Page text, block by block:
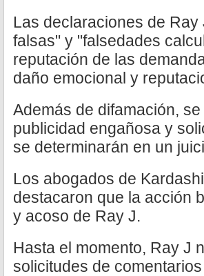
Las declaraciones de
falsas" y "falsedades
reputación de las
daño emocional y
Además de difamación,
publicidad engañosa y
se determinarán en un
Los abogados de
destacaron que la acción
y acoso de Ray J.
Hasta el momento, Ray J
solicitudes de